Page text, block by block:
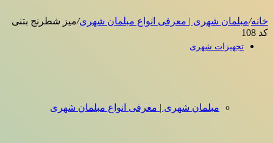
تجهیزات شهری
مبلمان شهری | معرفی انواع مبلمان شهری
خانه/مبلمان شهری | معرفی انواع مبلمان شهری/میز شطرنج بتنی
کد 108